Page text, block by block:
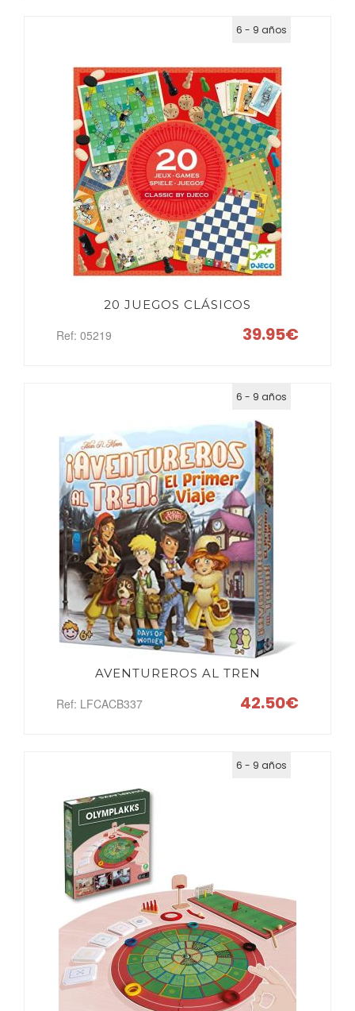
6 - 9 años
20 JUEGOS CLÁSICOS
Ref: 05219 39.95€
6 - 9 años
AVENTUREROS AL TREN
Ref: LFCACB337 42.50€
6 - 9 años